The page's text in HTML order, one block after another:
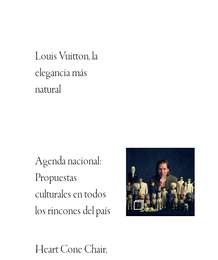
Louis Vuitton, la
elegancia más
natural
Agenda nacional:
Propuestas
culturales en todos
los rincones del país
Heart Cone Chair,